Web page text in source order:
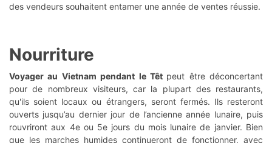
des vendeurs souhaitent entamer une année de ventes réussie.
Nourriture
Voyager au Vietnam pendant le Têt peut être déconcertant
pour de nombreux visiteurs, car la plupart des restaurants,
qu'ils soient locaux ou étrangers, seront fermés. Ils resteront
ouverts jusqu’au dernier jour de l’ancienne année lunaire, puis
rouvriront aux 4e ou 5e jours du mois lunaire de janvier. Bien
que les marches humides continueront de fonctionner, avec